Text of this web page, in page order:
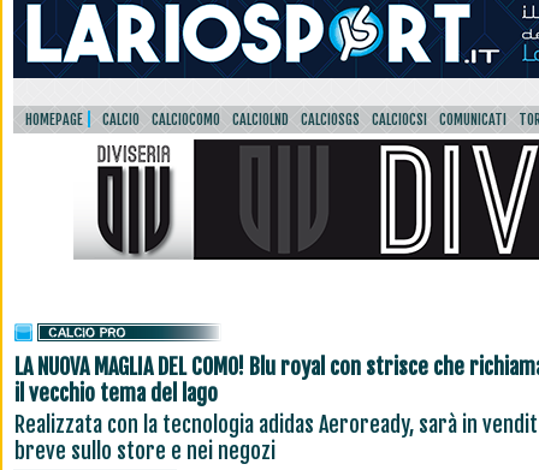
HOMEPAGE CALCIO CALCIOCOMO CALCIOLND CALCIOSGS CALCIOCSI COMUNICATI
LA NUOVA MAGLIA DEL COMO! Blu royal con strisce che
il vecchio tema del lago
Realizzata con la tecnologia adidas Aeroready, sarà in
breve sullo store e nei negozi